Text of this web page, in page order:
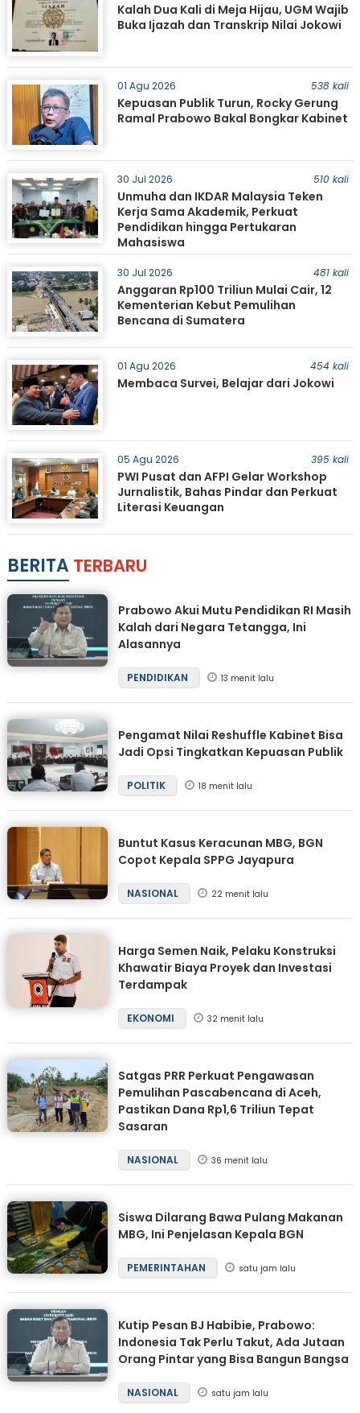
Kalah Dua Kali di Meja Hijau, UGM Wajib
Buka Ijazah dan Transkrip Nilai Jokowi
01 Agu 2026 538 kali
Kepuasan Publik Turun, Rocky Gerung
Ramal Prabowo Bakal Bongkar Kabinet
30 Jul 2026 510 kali
Unmuha dan IKDAR Malaysia Teken
Kerja Sama Akademik, Perkuat
Pendidikan hingga Pertukaran
Mahasiswa
30 Jul 2026 481 kali
Anggaran Rp100 Triliun Mulai Cair, 12
Kementerian Kebut Pemulihan
Bencana di Sumatera
01 Agu 2026 454 kali
Membaca Survei, Belajar dari Jokowi
05 Agu 2026 395 kali
PWI Pusat dan AFPI Gelar Workshop
Jurnalistik, Bahas Pindar dan Perkuat
Literasi Keuangan
BERITA TERBARU
Prabowo Akui Mutu Pendidikan RI Masih
Kalah dari Negara Tetangga, Ini
Alasannya
PENDIDIKAN 13 menit lalu
Pengamat Nilai Reshuffle Kabinet Bisa
Jadi Opsi Tingkatkan Kepuasan Publik
POLITIK 18 menit lalu
Buntut Kasus Keracunan MBG, BGN
Copot Kepala SPPG Jayapura
NASIONAL 22 menit lalu
Harga Semen Naik, Pelaku Konstruksi
Khawatir Biaya Proyek dan Investasi
Terdampak
EKONOMI 32 menit lalu
Satgas PRR Perkuat Pengawasan
Pemulihan Pascabencana di Aceh,
Pastikan Dana Rp1,6 Triliun Tepat
Sasaran
NASIONAL 36 menit lalu
Siswa Dilarang Bawa Pulang Makanan
MBG, Ini Penjelasan Kepala BGN
PEMERINTAHAN satu jam lalu
Kutip Pesan BJ Habibie, Prabowo:
Indonesia Tak Perlu Takut, Ada Jutaan
Orang Pintar yang Bisa Bangun Bangsa
NASIONAL satu jam lalu